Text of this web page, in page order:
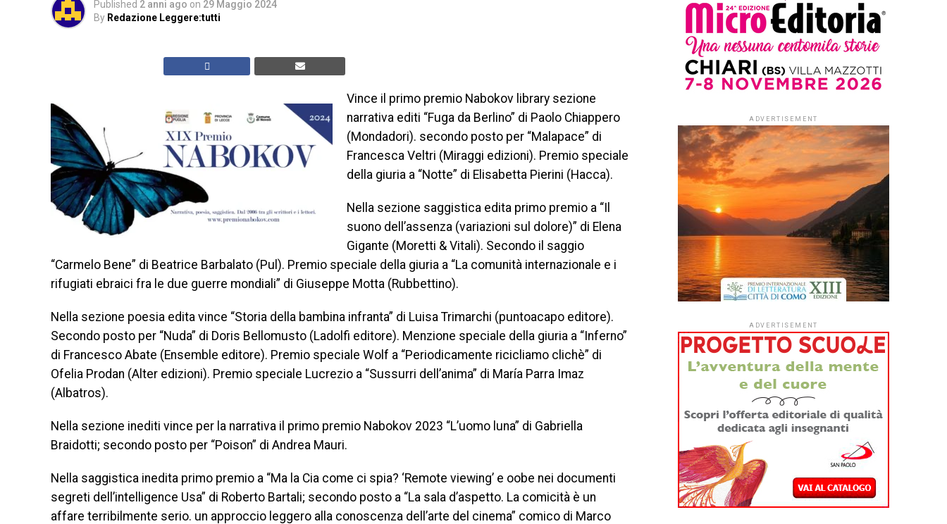
Published 2 anni ago on 29 Maggio 2024
By Redazione Leggere:tutti
Vince il primo premio Nabokov library sezione
narrativa editi “Fuga da Berlino” di Paolo Chiappero
(Mondadori). secondo posto per “Malapace” di
Francesca Veltri (Miraggi edizioni). Premio speciale
della giuria a “Notte” di Elisabetta Pierini (Hacca).
Nella sezione saggistica edita primo premio a “Il
suono dell’assenza (variazioni sul dolore)” di Elena
Gigante (Moretti & Vitali). Secondo il saggio
“Carmelo Bene” di Beatrice Barbalato (Pul). Premio speciale della giuria a “La comunità internazionale e i
rifugiati ebraici fra le due guerre mondiali” di Giuseppe Motta (Rubbettino).
Nella sezione poesia edita vince “Storia della bambina infranta” di Luisa Trimarchi (puntoacapo editore).
Secondo posto per “Nuda” di Doris Bellomusto (Ladolfi editore). Menzione speciale della giuria a “Inferno”
di Francesco Abate (Ensemble editore). Premio speciale Wolf a “Periodicamente ricicliamo clichè” di
Ofelia Prodan (Alter edizioni). Premio speciale Lucrezio a “Sussurri dell’anima” di María Parra Imaz
(Albatros).
Nella sezione inediti vince per la narrativa il primo premio Nabokov 2023 “L’uomo luna” di Gabriella
Braidotti; secondo posto per “Poison” di Andrea Mauri.
Nella saggistica inedita primo premio a “Ma la Cia come ci spia? ‘Remote viewing’ e oobe nei documenti
segreti dell’intelligence Usa” di Roberto Bartali; secondo posto a “La sala d’aspetto. La comicità è un
affare terribilmente serio. un approccio leggero alla conoscenza dell’arte del cinema” comico di Marco
ADVERTISEMENT
ADVERTISEMENT